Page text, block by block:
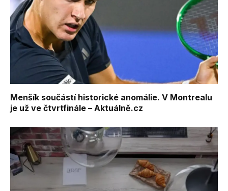
Menšík součástí historické anomálie. V Montrealu
je už ve čtvrtfinále – Aktuálně.cz